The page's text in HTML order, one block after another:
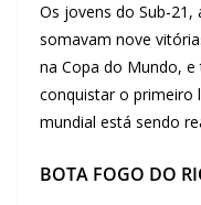
Os jovens do Sub-
somavam nove
na Copa do Mundo,
conquistar o primeiro
mundial está sendo
BOTA FOGO DO